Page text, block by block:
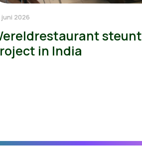
juni 2026
steunt
in India